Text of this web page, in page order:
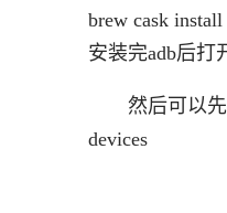
brew cask
安装完adb后打
然后可以
devices